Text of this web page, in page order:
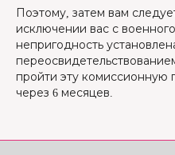
Поэтому, затем вам
исключении вас с
непригодность
пройти эту комиссионную
через 6 месяцев.